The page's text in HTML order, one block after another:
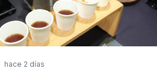
hace 2 días